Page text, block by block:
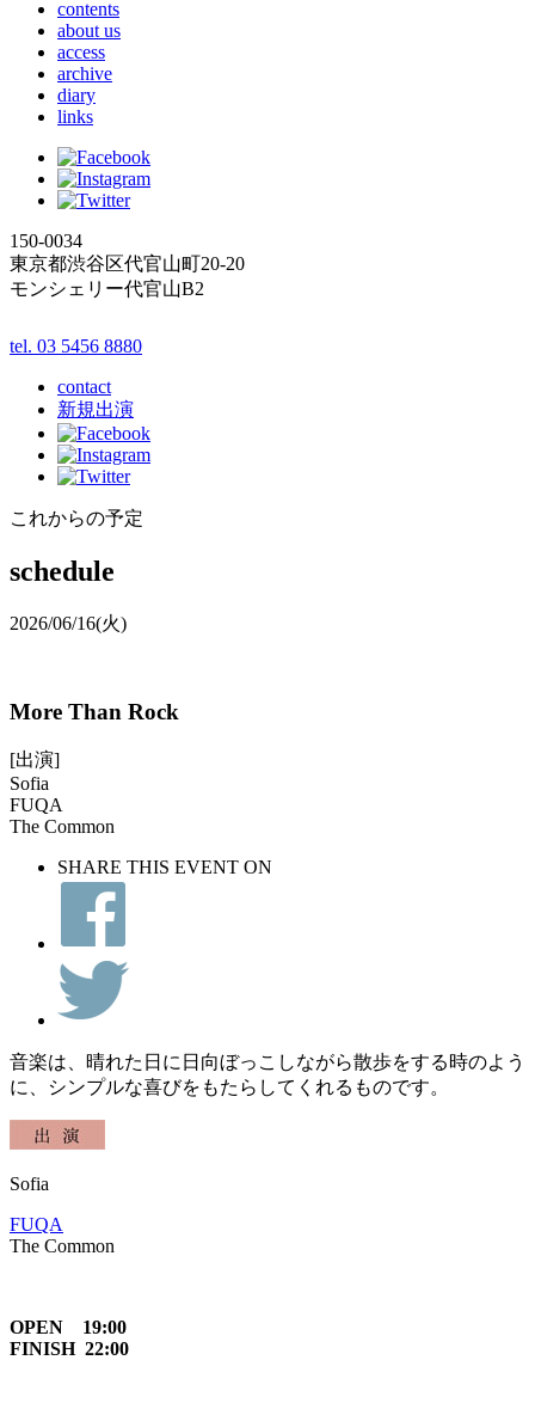
contents
about us
access
archive
diary
links
150-0034
東京都渋谷区代官山町20-20
モンシェリー代官山B2
tel. 03 5456 8880
contact
新規出演
これからの予定
schedule
2026/06/16(火)
More Than Rock
[出演]
Sofia
FUQA
The Common
SHARE THIS EVENT ON
音楽は、晴れた日に日向ぼっこしながら散歩をする時のよう
に、シンプルな喜びをもたらしてくれるものです。
Sofia
FUQA
The Common
OPEN 19:00
FINISH 22:00